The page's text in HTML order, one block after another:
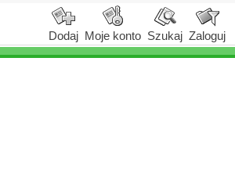
Dodaj Moje konto Szukaj Zaloguj